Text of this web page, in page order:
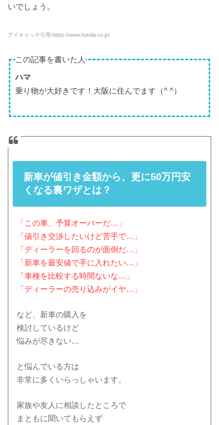
いでしょう。
アイキャッチ引用:https://www.honda.co.jp/
この記事を書いた人
ハマ
乗り物が大好きです！大阪に住んでます（^ ^）
新車が値引き金額から、更に50万円安
くなる裏ワザとは？
「この車、予算オーバーだ…」
「値引き交渉したいけど苦手で…」
「ディーラーを回るのが面倒だ…」
「新車を最安値で手に入れたい…」
「車種を比較する時間ないな…」
「ディーラーの売り込みがイヤ…」
など、新車の購入を
検討しているけど
悩みが尽きない…
と悩んでいる方は
非常に多くいらっしゃいます。
家族や友人に相談したところで
まともに聞いてもらえず